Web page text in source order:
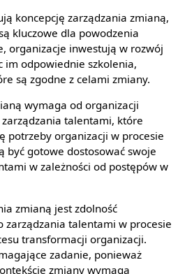
koncepcję zarządzania zmianą,
kluczowe dla powodzenia
organizacje inwestują w rozwój
im odpowiednie szkolenia,
są zgodne z celami zmiany.
wymaga od organizacji
talentami, które
potrzeby organizacji w procesie
być gotowe dostosować swoje
w zależności od postępów w
zmianą jest zdolność
zarządzania talentami w procesie
transformacji organizacji.
zadanie, ponieważ
zmiany wymaga